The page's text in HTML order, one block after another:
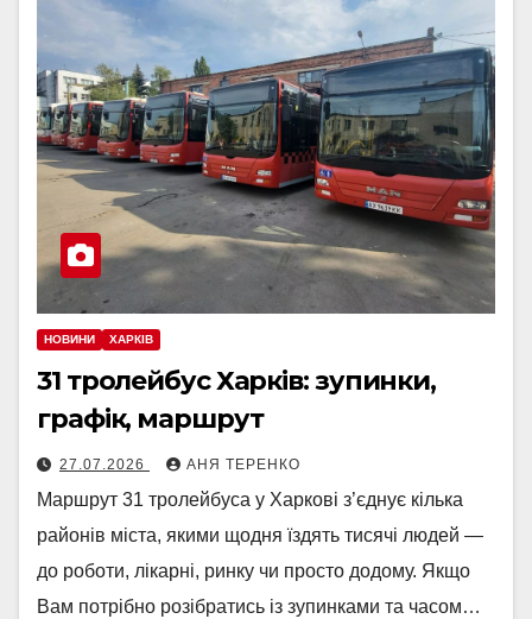
НОВИНИ ХАРКІВ
31 тролейбус Харків: зупинки,
графік, маршрут
27.07.2026 АНЯ ТЕРЕНКО
Маршрут 31 тролейбуса у Харкові з’єднує кілька
районів міста, якими щодня їздять тисячі людей —
до роботи, лікарні, ринку чи просто додому. Якщо
Вам потрібно розібратись із зупинками та часом…